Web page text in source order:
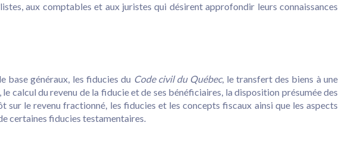
aux comptables et aux juristes qui désirent approfondir leurs connaissances
base généraux, les fiducies du Code civil du Québec, le transfert des biens à une
calcul du revenu de la fiducie et de ses bénéficiaires, la disposition présumée des
sur le revenu fractionné, les fiducies et les concepts fiscaux ainsi que les aspects
certaines fiducies testamentaires.